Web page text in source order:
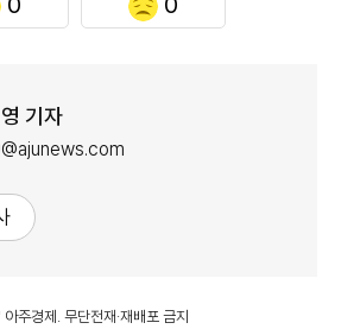
기자
주경제. 무단전재·재배포 금지